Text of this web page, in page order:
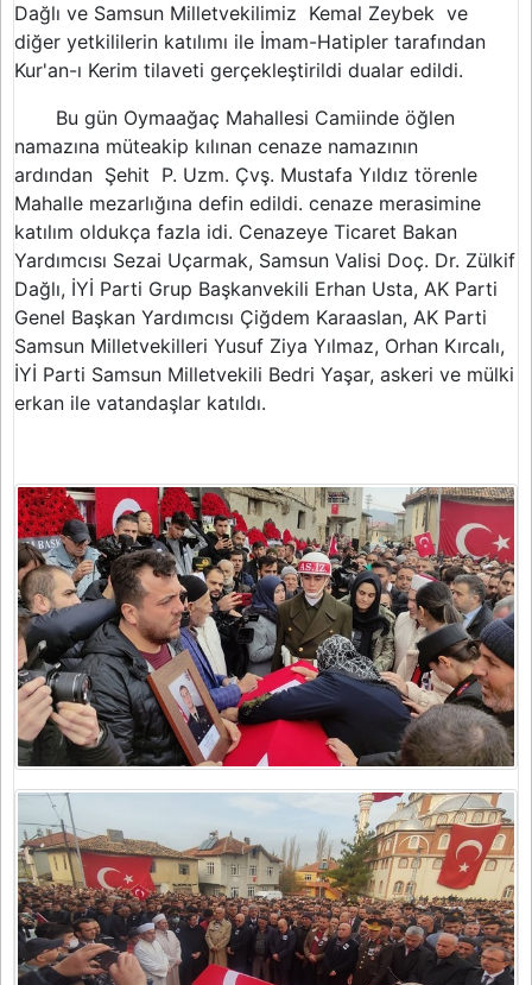
Dağlı ve Samsun Milletvekilimiz Kemal Zeybek ve
diğer yetkililerin katılımı ile İmam-Hatipler tarafından
Kur'an-ı Kerim tilaveti gerçekleştirildi dualar edildi.
Bu gün Oymaağaç Mahallesi Camiinde öğlen
namazına müteakip kılınan cenaze namazının
ardından Şehit P. Uzm. Çvş. Mustafa Yıldız törenle
Mahalle mezarlığına defin edildi. cenaze merasimine
katılım oldukça fazla idi. Cenazeye Ticaret Bakan
Yardımcısı Sezai Uçarmak, Samsun Valisi Doç. Dr. Zülkif
Dağlı, İYİ Parti Grup Başkanvekili Erhan Usta, AK Parti
Genel Başkan Yardımcısı Çiğdem Karaaslan, AK Parti
Samsun Milletvekilleri Yusuf Ziya Yılmaz, Orhan Kırcalı,
İYİ Parti Samsun Milletvekili Bedri Yaşar, askeri ve mülki
erkan ile vatandaşlar katıldı.